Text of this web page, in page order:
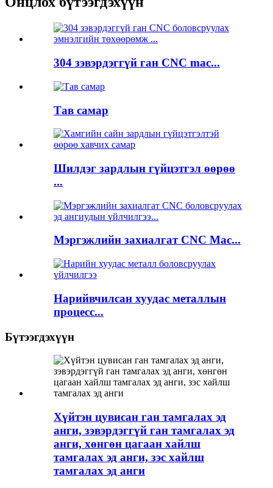
304 зэвэрдэггүй ган CNC mac...
Тав самар
Шилдэг зардлын гүйцэтгэл өөрөө
...
Мэргэжлийн захиалгат CNC Mac...
Нарийвчилсан хуудас металлын
процесс...
Бүтээгдэхүүн
Хүйтэн цувисан ган тамгалах эд
анги, зэвэрдэггүй ган тамгалах эд
анги, хөнгөн цагаан хайлш
тамгалах эд анги, зэс хайлш
тамгалах эд анги